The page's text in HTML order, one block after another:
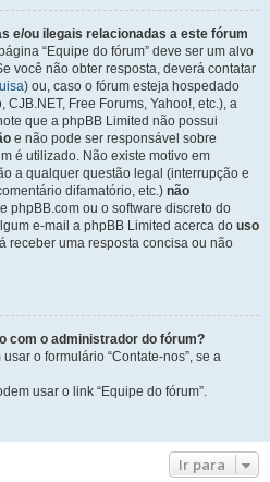
e/ou ilegais relacionadas a este fórum
“Equipe do fórum” deve ser um alvo
você não obter resposta, deverá contatar
) ou, caso o fórum esteja hospedado
Free Forums, Yahoo!, etc.), a
que a phpBB Limited não possui
e não pode ser responsável sobre
é utilizado. Não existe motivo em
a qualquer questão legal (interrupção e
difamatório, etc.) não
phpBB.com ou o software discreto do
e-mail a phpBB Limited acerca do uso
receber uma resposta concisa ou não
com o administrador do fórum?
o formulário “Contate-nos”, se a
usar o link “Equipe do fórum”.
Ir para